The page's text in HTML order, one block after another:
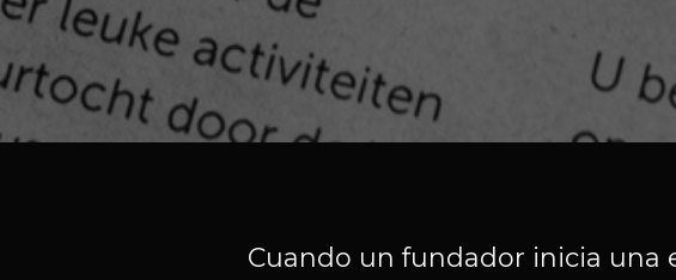
Cuando un fundador inicia una